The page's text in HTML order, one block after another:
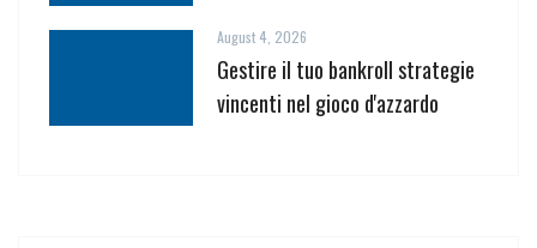
August 4, 2026
Gestire il tuo bankroll strategie
vincenti nel gioco d'azzardo